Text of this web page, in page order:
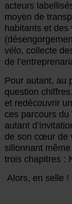
acteurs
moyen de
habitants et
vélo, collecte
de
Pour autant, au
question
et redécouvrir
ces parcours
autant
de son cœur de
sillonnant
trois chapitres :
Alors, en selle !